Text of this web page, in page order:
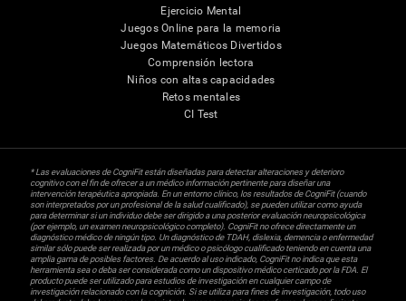
Ejercicio Mental
Juegos Online para la memoria
Juegos Matemáticos Divertidos
Comprensión lectora
Niños con altas capacidades
Retos mentales
CI Test
* Las evaluaciones de CogniFit están diseñadas para detectar alteraciones y deterioro
cognitivo con el fin de ofrecer a un médico información pertinente para diseñar una
intervención terapéutica apropiada. En un entorno clínico, los resultados de CogniFit (cuando
son interpretados por un profesional de la salud cualificado), se pueden utilizar como ayuda
para determinar si un individuo debe ser dirigido a una posterior evaluación neuropsicológica
(por ejemplo, un examen neuropsicológico completo). CogniFit no ofrece directamente un
diagnóstico médico de ningún tipo. Un diagnóstico de TDAH, dislexia, demencia o enfermedad
similar sólo puede ser realizada por un médico o psicólogo cualificado teniendo en cuenta una
amplia gama de posibles factores. De acuerdo al uso indicado, CogniFit no indica que esta
herramienta sea o deba ser considerada como un dispositivo médico certicado por la FDA. El
producto puede ser utilizado para estudios de investigación en cualquier campo de
investigación relacionado con la cognición. Si se utiliza para fines de investigación, todo uso